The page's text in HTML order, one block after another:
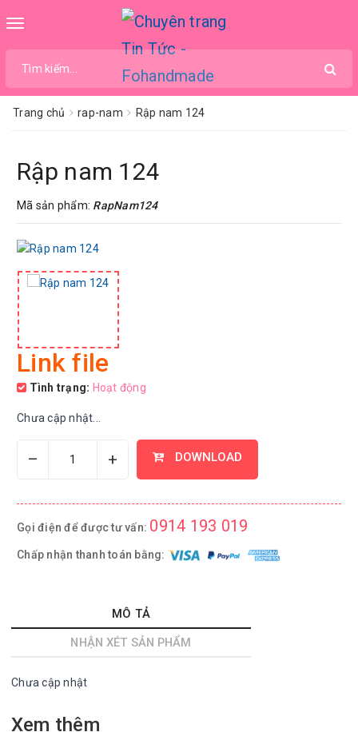
Toggle
Trang chủ rap-nam Rập nam 124
Rập nam 124
Mã sản phẩm: RapNam124
Link file
Tình trạng: Hoạt động
Chưa cập nhật...
– + DOWNLOAD
Gọi điện để được tư vấn: 0914 193 019
Chấp nhận thanh toán bằng:
MÔ TẢ
NHẬN XÉT SẢN PHẨM
Chưa cập nhật
Xem thêm